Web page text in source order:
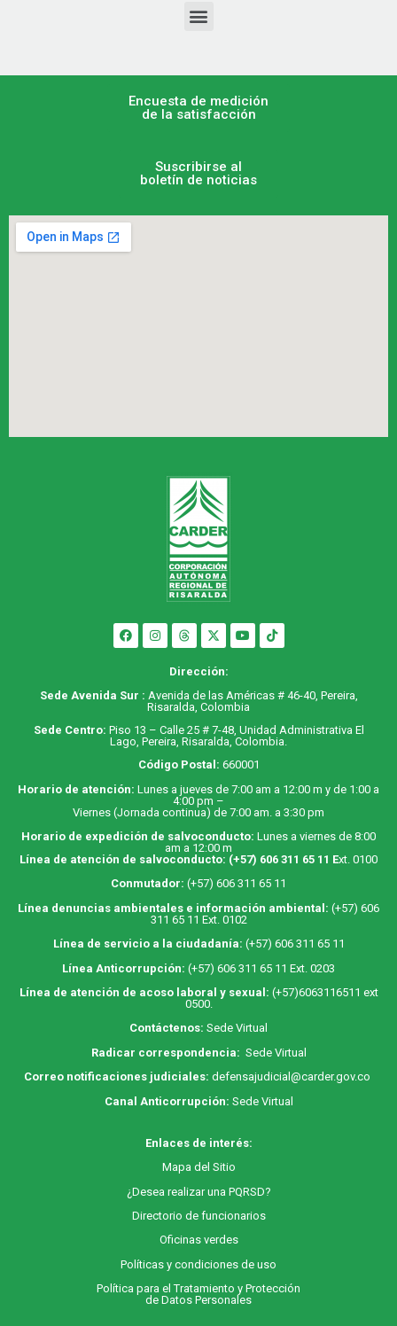
Encuesta de medición
de la satisfacción
Suscribirse al
boletín de noticias
Dirección:
Sede Avenida Sur : Avenida de las Américas # 46-40, Pereira,
Risaralda, Colombia
Sede Centro: Piso 13 – Calle 25 # 7-48, Unidad Administrativa El
Lago, Pereira, Risaralda, Colombia.
Código Postal: 660001
Horario de atención: Lunes a jueves de 7:00 am a 12:00 m y de 1:00 a
4:00 pm –
Viernes (Jornada continua) de 7:00 am. a 3:30 pm
Horario de expedición de salvoconducto: Lunes a viernes de 8:00
am a 12:00 m
Línea de atención de salvoconducto: (+57) 606 311 65 11 Ext. 0100
Conmutador: (+57) 606 311 65 11
Línea denuncias ambientales e información ambiental: (+57) 606
311 65 11 Ext. 0102
Línea de servicio a la ciudadanía: (+57) 606 311 65 11
Línea Anticorrupción: (+57) 606 311 65 11 Ext. 0203
Línea de atención de acoso laboral y sexual: (+57)6063116511 ext
0500.
Contáctenos: Sede Virtual
Radicar correspondencia: Sede Virtual
Correo notificaciones judiciales: defensajudicial@carder.gov.co
Canal Anticorrupción: Sede Virtual
Enlaces de interés:
Mapa del Sitio
¿Desea realizar una PQRSD?
Directorio de funcionarios
Oficinas verdes
Políticas y condiciones de uso
Política para el Tratamiento y Protección
de Datos Personales